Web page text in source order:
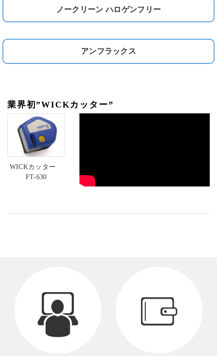
ノークリーン ハロゲンフリー
アンフラックス
業界初”WICKカッター”
WICKカッター
FT-630